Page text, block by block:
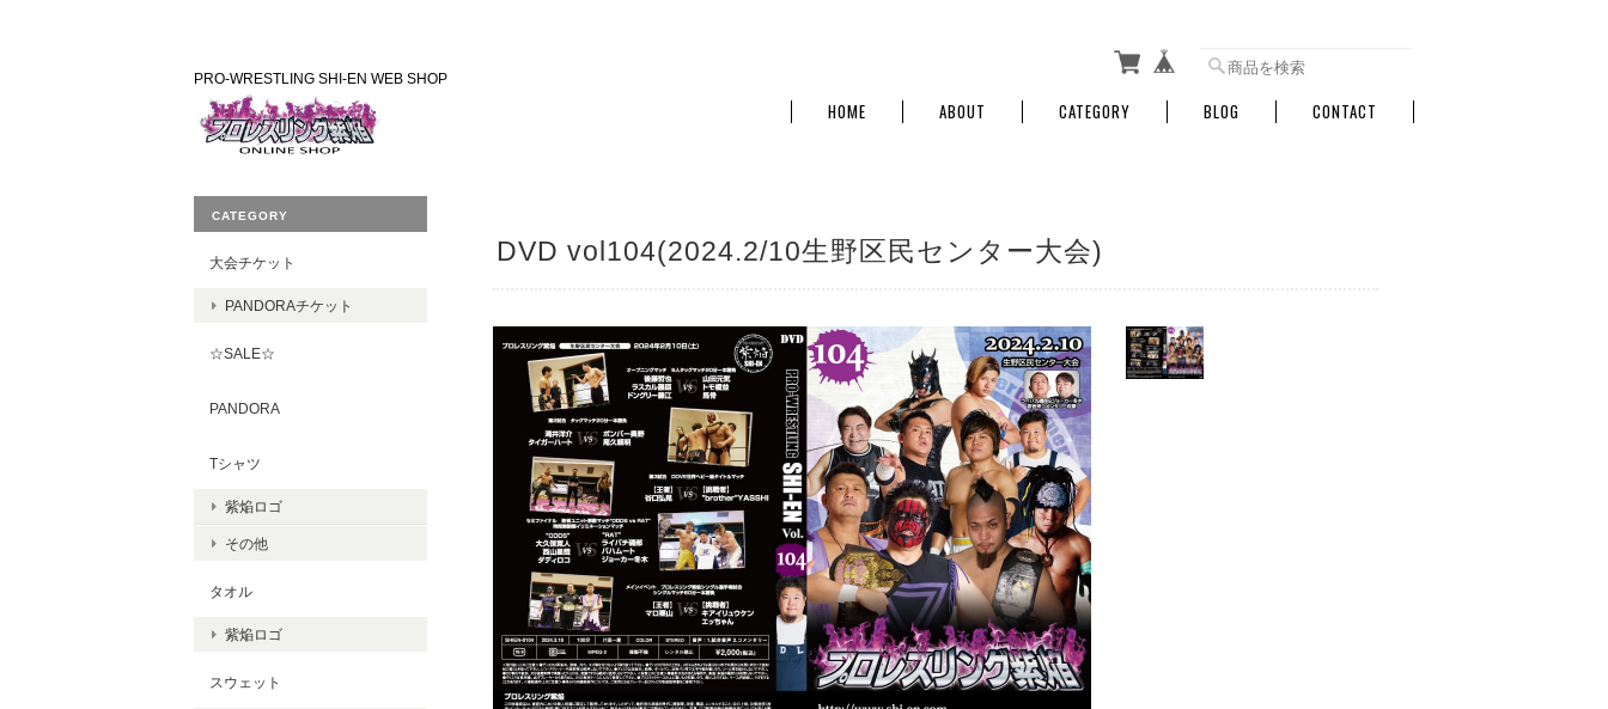
PRO-WRESTLING SHI-EN WEB SHOP
HOME ABOUT CATEGORY BLOG CONTACT
DVD vol104(2024.2/10生野区民センター大会)
CATEGORY
大会チケット
PANDORAチケット
☆SALE☆
PANDORA
Tシャツ
紫焔ロゴ
その他
タオル
紫焔ロゴ
スウェット